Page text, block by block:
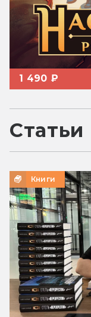
1 490 ₽
Статьи
Книги